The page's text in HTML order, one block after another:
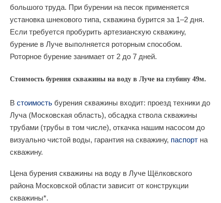
большого труда. При бурении на песок применяется
установка шнекового типа, скважина бурится за 1–2 дня.
Если требуется пробурить артезианскую скважину,
бурение в Луче выполняется роторным способом.
Роторное бурение занимает от 2 до 7 дней.
Стоимость бурения скважины на воду в Луче на глубину 49м.
В стоимость бурения скважины входит: проезд техники до
Луча (Московская область), обсадка ствола скважины
трубами (трубы в том числе), откачка нашим насосом до
визуально чистой воды, гарантия на скважину, паспорт на
скважину.
Цена бурения скважины на воду в Луче Щёлковского
района Московской области зависит от конструкции
скважины*.